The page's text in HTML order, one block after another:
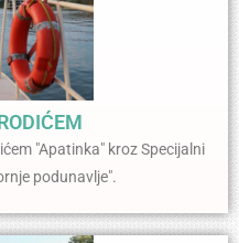
"Apatinka" kroz Specijalni
podunavlje".